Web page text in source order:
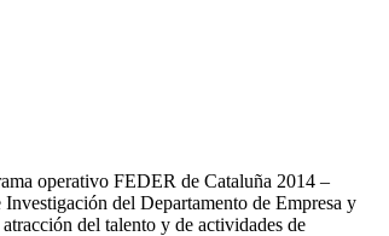
operativo FEDER de Cataluña 2014 –
del Departamento de Empresa y
del talento y de actividades de